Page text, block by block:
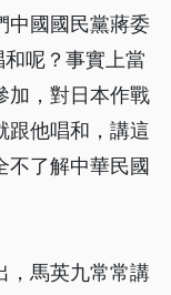
中國國民黨蔣委
呢？事實上當
加，對日本作戰
跟他唱和，講這
不了解中華民國
，馬英九常常講